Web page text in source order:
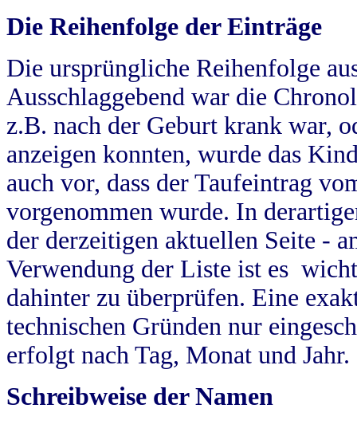
Die Reihenfolge der Einträge
Die ursprüngliche Reihenfolge
Ausschlaggebend war die
z.B. nach der Geburt krank war,
anzeigen konnten, wurde das
auch vor, dass der Taufeintrag
vorgenommen wurde. In
der derzeitigen aktuellen Seite -
Verwendung der Liste ist es
dahinter zu überprüfen. Eine
technischen Gründen nur
erfolgt nach Tag, Monat und Jahr.
Schreibweise der Namen